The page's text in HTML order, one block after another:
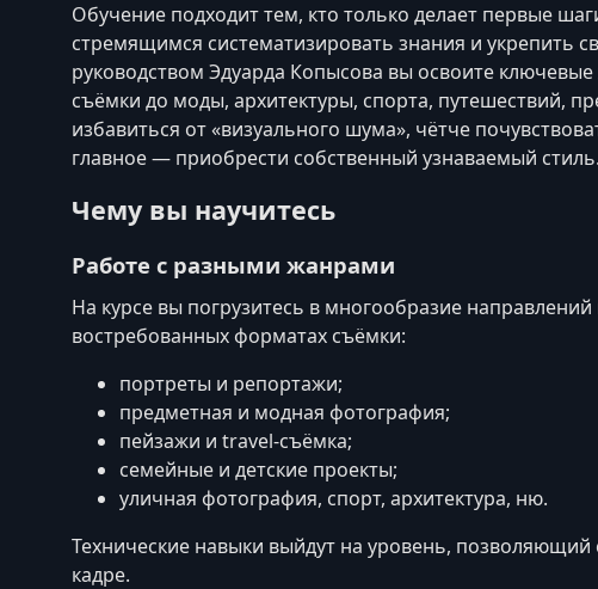
Обучение подходит тем, кто только делает первые
стремящимся систематизировать знания и укрепить
руководством Эдуарда Копысова вы освоите
съёмки до моды, архитектуры, спорта, путешествий,
избавиться от «визуального шума», чётче
главное — приобрести собственный узнаваемый стиль.
Чему вы научитесь
Работе с разными жанрами
На курсе вы погрузитесь в многообразие
востребованных форматах съёмки:
портреты и репортажи;
предметная и модная фотография;
пейзажи и travel-съёмка;
семейные и детские проекты;
уличная фотография, спорт, архитектура, ню.
Технические навыки выйдут на уровень,
кадре.